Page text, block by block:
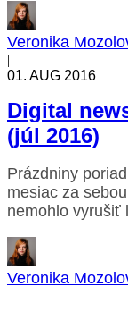
Veronika
|
01. AUG 2016
Digital
(júl 2016)
Prázdniny
mesiac za
nemohlo vyrušiť
Veronika